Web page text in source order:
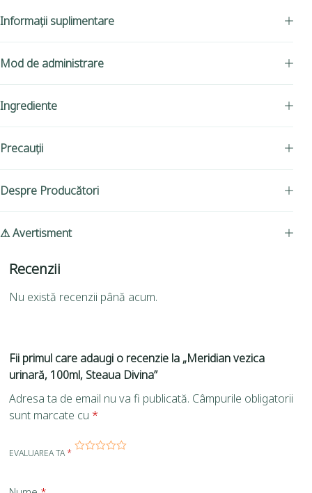
Informații suplimentare
Mod de administrare
Ingrediente
Precauții
Despre Producători
⚠ Avertisment
Recenzii
Nu există recenzii până acum.
Fii primul care adaugi o recenzie la „Meridian vezica
urinară, 100ml, Steaua Divina”
Adresa ta de email nu va fi publicată. Câmpurile obligatorii
sunt marcate cu *
EVALUAREA TA*